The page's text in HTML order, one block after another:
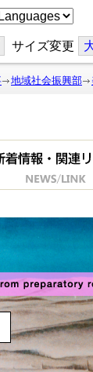
サイズ変更
地域社会振興部